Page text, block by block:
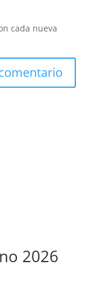
cada nueva
2026